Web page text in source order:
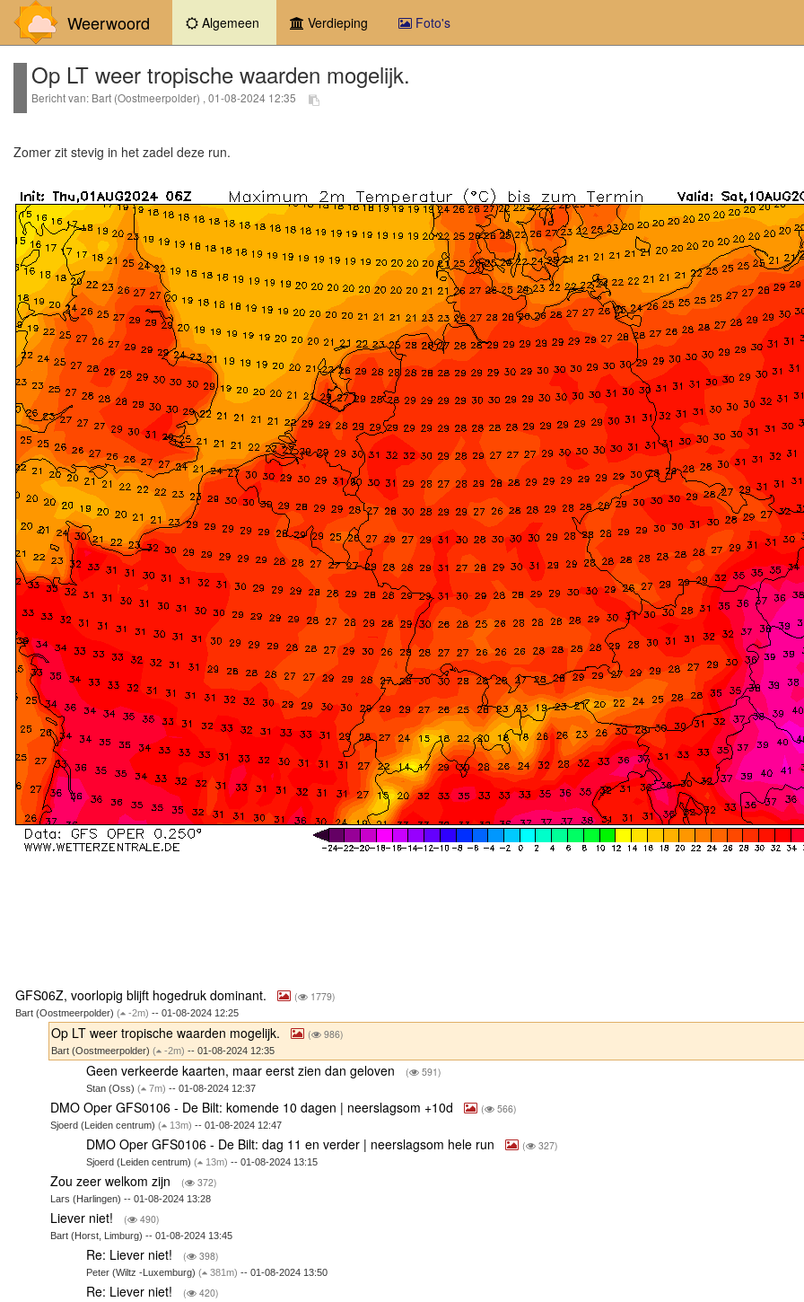
Weerwoord Algemeen (current)Verdieping Foto's
Op LT weer tropische waarden mogelijk.
Bericht van: Bart (Oostmeerpolder) , 01-08-2024 12:35
Zomer zit stevig in het zadel deze run.
GFS06Z, voorlopig blijft hogedruk dominant. ( 1779)
Bart (Oostmeerpolder) ( -2m) -- 01-08-2024 12:25
Op LT weer tropische waarden mogelijk. ( 986)
Bart (Oostmeerpolder)( -2m) -- 01-08-2024 12:35
Geen verkeerde kaarten, maar eerst zien dan geloven ( 591)
Stan (Oss) ( 7m) -- 01-08-2024 12:37
DMO Oper GFS0106 - De Bilt: komende 10 dagen | neerslagsom +10d ( 566)
Sjoerd (Leiden centrum)( 13m) -- 01-08-2024 12:47
DMO Oper GFS0106 - De Bilt: dag 11 en verder | neerslagsom hele run ( 327)
Sjoerd (Leiden centrum) ( 13m) -- 01-08-2024 13:15
Zou zeer welkom zijn ( 372)
Lars (Harlingen) -- 01-08-2024 13:28
Liever niet! ( 490)
Bart (Horst, Limburg) -- 01-08-2024 13:45
Re: Liever niet! ( 398)
Peter (Wiltz -Luxemburg) ( 381m) -- 01-08-2024 13:50
Re: Liever niet! ( 420)